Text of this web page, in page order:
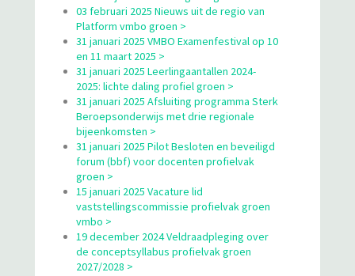
03 februari 2025 Nieuws uit de regio van
Platform vmbo groen >
31 januari 2025 VMBO Examenfestival op 10
en 11 maart 2025 >
31 januari 2025 Leerlingaantallen 2024-
2025: lichte daling profiel groen >
31 januari 2025 Afsluiting programma Sterk
Beroepsonderwijs met drie regionale
bijeenkomsten >
31 januari 2025 Pilot Besloten en beveiligd
forum (bbf) voor docenten profielvak
groen >
15 januari 2025 Vacature lid
vaststellingscommissie profielvak groen
vmbo >
19 december 2024 Veldraadpleging over
de conceptsyllabus profielvak groen
2027/2028 >